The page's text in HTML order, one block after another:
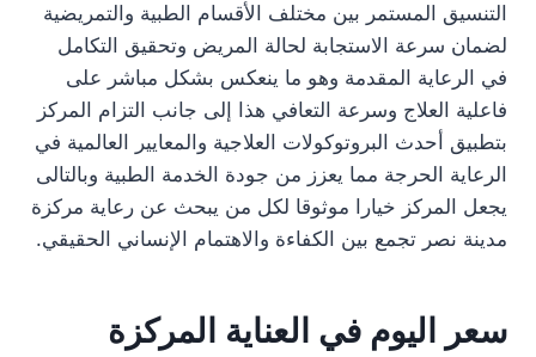
التنسيق المستمر بين مختلف الأقسام الطبية والتمريضية
لضمان سرعة الاستجابة لحالة المريض وتحقيق التكامل
في الرعاية المقدمة وهو ما ينعكس بشكل مباشر على
فاعلية العلاج وسرعة التعافي هذا إلى جانب التزام المركز
بتطبيق أحدث البروتوكولات العلاجية والمعايير العالمية في
الرعاية الحرجة مما يعزز من جودة الخدمة الطبية وبالتالى
يجعل المركز خيارا موثوقا لكل من يبحث عن رعاية مركزة
مدينة نصر تجمع بين الكفاءة والاهتمام الإنساني الحقيقي.
سعر اليوم في العناية المركزة